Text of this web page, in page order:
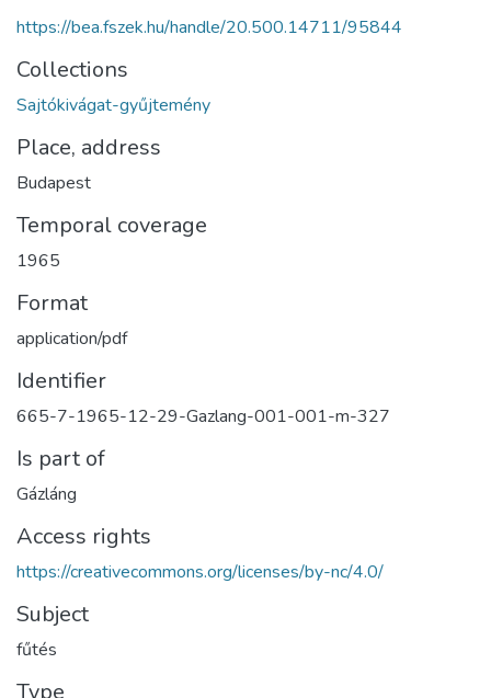
https://bea.fszek.hu/handle/20.500.14711/95844
Collections
Sajtókivágat-gyűjtemény
Place, address
Budapest
Temporal coverage
1965
Format
application/pdf
Identifier
665-7-1965-12-29-Gazlang-001-001-m-327
Is part of
Gázláng
Access rights
https://creativecommons.org/licenses/by-nc/4.0/
Subject
fűtés